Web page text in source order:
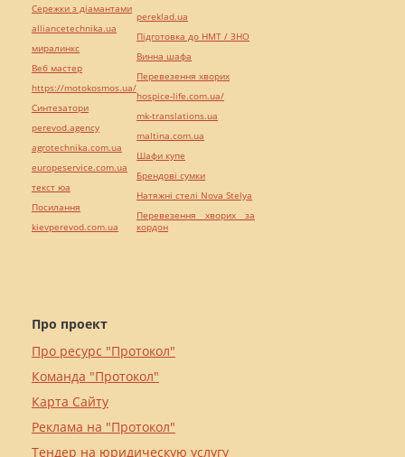
Про проект
Про ресурс "Протокол"
Команда "Протокол"
Карта Сайту
Реклама на "Протокол"
Тендер на юридическую услугу
Сережки з діамантами
alliancetechnika.ua
миралинкс
Веб мастер
https://motokosmos.ua/
Синтезатори
perevod.agency
agrotechnika.com.ua
europeservice.com.ua
текст юа
Посилання
kievperevod.com.ua
pereklad.ua
Підготовка до НМТ / ЗНО
Винна шафа
Перевезення хворих
hospice-life.com.ua/
mk-translations.ua
maltina.com.ua
Шафи купе
Брендові сумки
Натяжні стелі Nova Stelya
Перевезення хворих за
кордон